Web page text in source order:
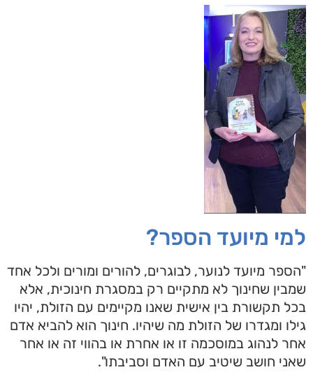
למי מיועד הספר?
"הספר מיועד לנוער, לבוגרים, להורים ומורים ולכל אחד
שמבין שחינוך לא מתקיים רק במסגרת חינוכית, אלא
בכל תקשורת בין אישית שאנו מקיימים עם הזולת, יהיו
גילו ומגדרו של הזולת מה שיהיו. חינוך הוא להביא אדם
אחר לנהוג במוסכמה זו או אחרת או בהווי זה או אחר
שאני חושב שיטיב עם האדם וסביבתו".